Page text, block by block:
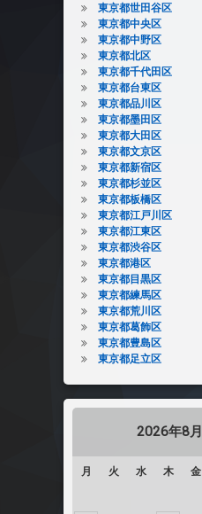
東京都世田谷区
東京都中央区
東京都中野区
東京都北区
東京都千代田区
東京都台東区
東京都品川区
東京都墨田区
東京都大田区
東京都文京区
東京都新宿区
東京都杉並区
東京都板橋区
東京都江戸川区
東京都江東区
東京都渋谷区
東京都港区
東京都目黒区
東京都練馬区
東京都荒川区
東京都葛飾区
東京都豊島区
東京都足立区
2026年8月
月 火 水 木 金